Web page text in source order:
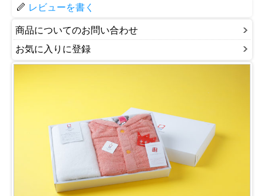
レビューを書く
商品についてのお問い合わせ
お気に入りに登録